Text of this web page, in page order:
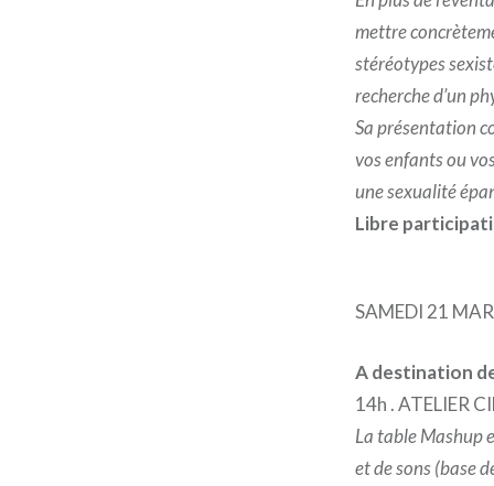
mettre
stéréotypes
recherche d’un
Sa présentation
vos enfants ou
une sexualité
Libre
SAMEDI 21
A destination
14h . ATELIER
La table Mashup
et de sons (base